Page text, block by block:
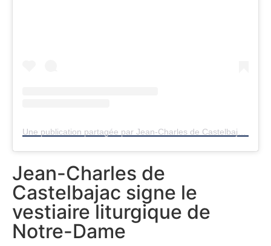
Jean-Charles de
Castelbajac signe le
vestiaire liturgique de
Notre-Dame